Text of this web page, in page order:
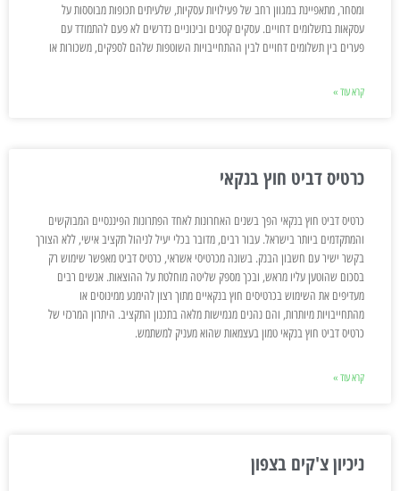
ומסחר, מתאפיינת במגוון רחב של פעילויות עסקיות, שלעיתים תכופות מבוססות על
עסקאות בתשלומים דחויים. עסקים קטנים ובינוניים נדרשים לא פעם להתמודד עם
פערים בין תשלומים דחויים לבין ההתחייבויות השוטפות שלהם לספקים, משכורות או
קרא עוד »
כרטיס דביט חוץ בנקאי
כרטיס דביט חוץ בנקאי הפך בשנים האחרונות לאחד הפתרונות הפיננסיים המבוקשים
והמתקדמים ביותר בישראל. עבור רבים, מדובר בכלי יעיל לניהול תקציב אישי, ללא הצורך
בקשר ישיר עם חשבון הבנק. בשונה מכרטיסי אשראי, כרטיס דביט מאפשר שימוש רק
בסכום שהוטען עליו מראש, ובכך מספק שליטה מוחלטת על ההוצאות. אנשים רבים
מעדיפים את השימוש בכרטיסים חוץ בנקאיים מתוך רצון להימנע ממינוסים או
מהתחייבויות מיותרות, והם נהנים מגמישות מלאה בתכנון התקציב. היתרון המרכזי של
כרטיס דביט חוץ בנקאי טמון בעצמאות שהוא מעניק למשתמש.
קרא עוד »
ניכיון צ'קים בצפון